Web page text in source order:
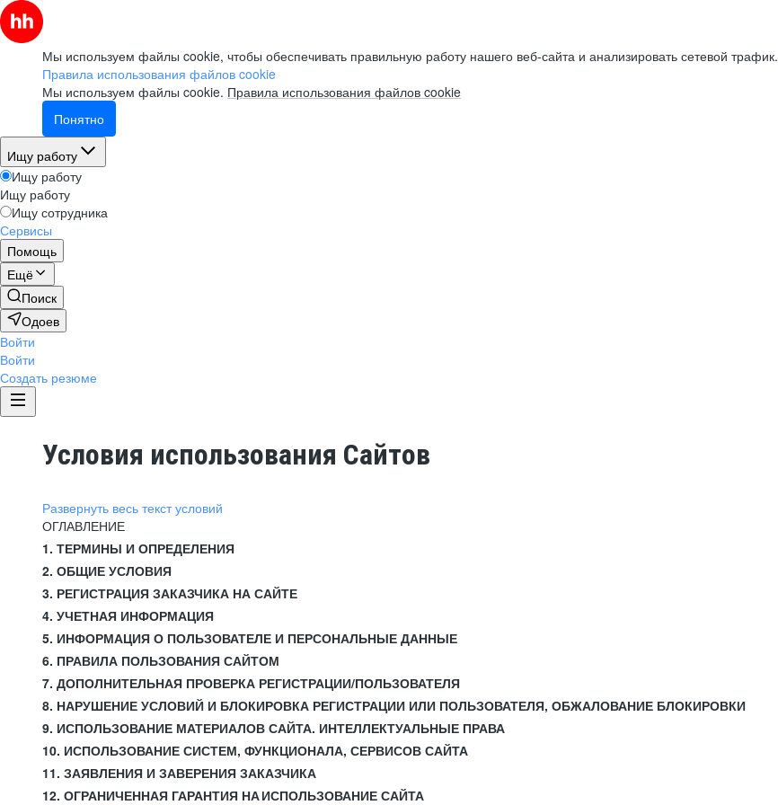
Мы используем файлы cookie, чтобы обеспечивать правильную работу нашего веб-сайта и анализировать сетевой трафик.
Правила использования файлов cookie
Мы используем файлы cookie. Правила использования файлов cookie
Понятно
Ищу работу
Ищу работу
Ищу работу
Ищу сотрудника
Сервисы
Помощь
Ещё
Поиск
Одоев
Войти
Войти
Создать резюме
Условия использования Сайтов
Развернуть весь текст условий
ОГЛАВЛЕНИЕ
1. ТЕРМИНЫ И ОПРЕДЕЛЕНИЯ
2. ОБЩИЕ УСЛОВИЯ
3. РЕГИСТРАЦИЯ ЗАКАЗЧИКА НА САЙТЕ
4. УЧЕТНАЯ ИНФОРМАЦИЯ
5. ИНФОРМАЦИЯ О ПОЛЬЗОВАТЕЛЕ И ПЕРСОНАЛЬНЫЕ ДАННЫЕ
6. ПРАВИЛА ПОЛЬЗОВАНИЯ САЙТОМ
7. ДОПОЛНИТЕЛЬНАЯ ПРОВЕРКА РЕГИСТРАЦИИ/ПОЛЬЗОВАТЕЛЯ
8. НАРУШЕНИЕ УСЛОВИЙ И БЛОКИРОВКА РЕГИСТРАЦИИ ИЛИ ПОЛЬЗОВАТЕЛЯ, ОБЖАЛОВАНИЕ БЛОКИРОВКИ
9. ИСПОЛЬЗОВАНИЕ МАТЕРИАЛОВ САЙТА. ИНТЕЛЛЕКТУАЛЬНЫЕ ПРАВА
10. ИСПОЛЬЗОВАНИЕ СИСТЕМ, ФУНКЦИОНАЛА, СЕРВИСОВ САЙТА
11. ЗАЯВЛЕНИЯ И ЗАВЕРЕНИЯ ЗАКАЗЧИКА
12. ОГРАНИЧЕННАЯ ГАРАНТИЯ НА ИСПОЛЬЗОВАНИЕ САЙТА